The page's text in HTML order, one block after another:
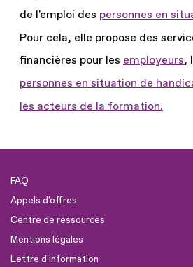
de l'emploi des personnes en
Pour cela, elle propose des
financières pour les employeurs,
personnes en situation de
les acteurs de la formation.
FAQ
Appels d'offres
Centre de ressources
Mentions légales
Lettre d'information